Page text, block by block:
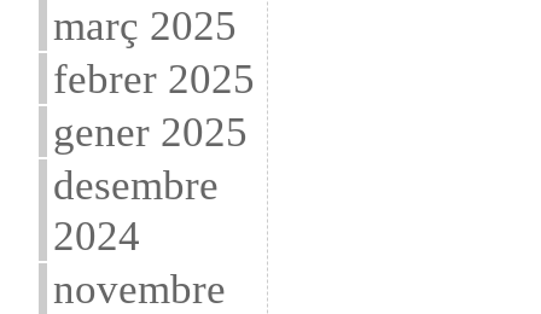
març 2025
febrer 2025
gener 2025
desembre
2024
novembre